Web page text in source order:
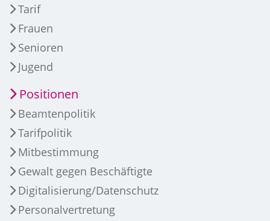
Tarif
Frauen
Senioren
Jugend
Positionen
Beamtenpolitik
Tarifpolitik
Mitbestimmung
Gewalt gegen Beschäftigte
Digitalisierung/Datenschutz
Personalvertretung